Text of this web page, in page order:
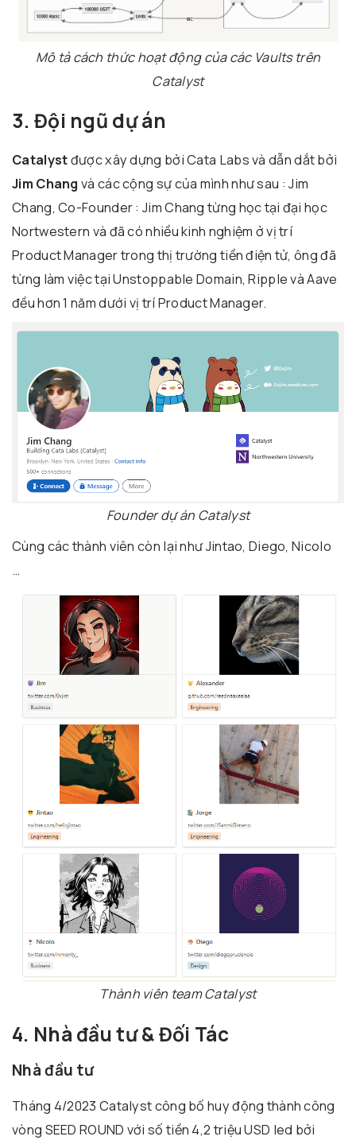
Mô tả cách thức hoạt động của các Vaults trên
Catalyst
3. Đội ngũ dự án
Catalystđược xây dựng bởi Cata Labs và dẫn dắt bởi
Jim Chang và các cộng sự của mình như sau : Jim
Chang, Co-Founder : Jim Chang từng học tại đại học
Nortwestern và đã có nhiều kinh nghiệm ở vị trí
Product Manager trong thị trường tiền điện tử, ông đã
từng làm việc tại Unstoppable Domain, Ripple và Aave
đều hơn 1 năm dưới vị trí Product Manager.
Founder dự án Catalyst
Cùng các thành viên còn lại như Jintao, Diego, Nicolo
…
Thành viên team Catalyst
4. Nhà đầu tư & Đối Tác
Nhà đầu tư
Tháng 4/2023 Catalyst công bố huy động thành công
vòng SEED ROUND với số tiền 4,2 triệu USD led bởi